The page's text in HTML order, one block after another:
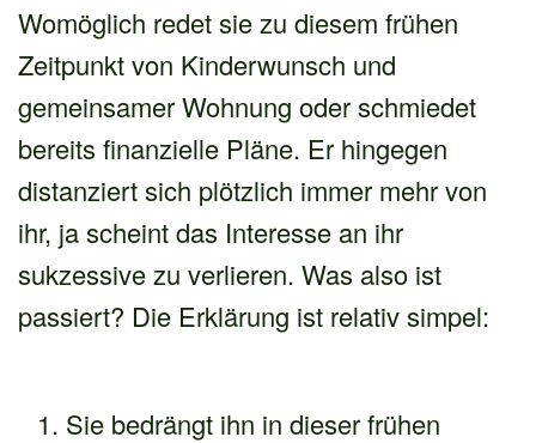
Womöglich redet sie zu diesem frühen
Zeitpunkt von Kinderwunsch und
gemeinsamer Wohnung oder schmiedet
bereits finanzielle Pläne. Er hingegen
distanziert sich plötzlich immer mehr von
ihr, ja scheint das Interesse an ihr
sukzessive zu verlieren. Was also ist
passiert? Die Erklärung ist relativ simpel:
Sie bedrängt ihn in dieser frühen